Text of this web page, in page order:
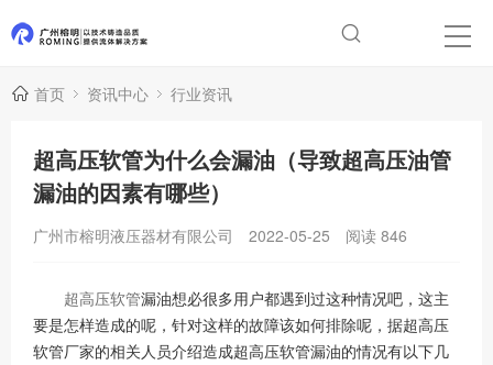
首页 资讯中心 行业资讯
超高压软管为什么会漏油（导致超高压油管
漏油的因素有哪些）
广州市榕明液压器材有限公司 2022-05-25 阅读 846
超高压软管漏油想必很多用户都遇到过这种情况吧，这主
要是怎样造成的呢，针对这样的故障该如何排除呢，据超高压
软管厂家的相关人员介绍造成超高压软管漏油的情况有以下几